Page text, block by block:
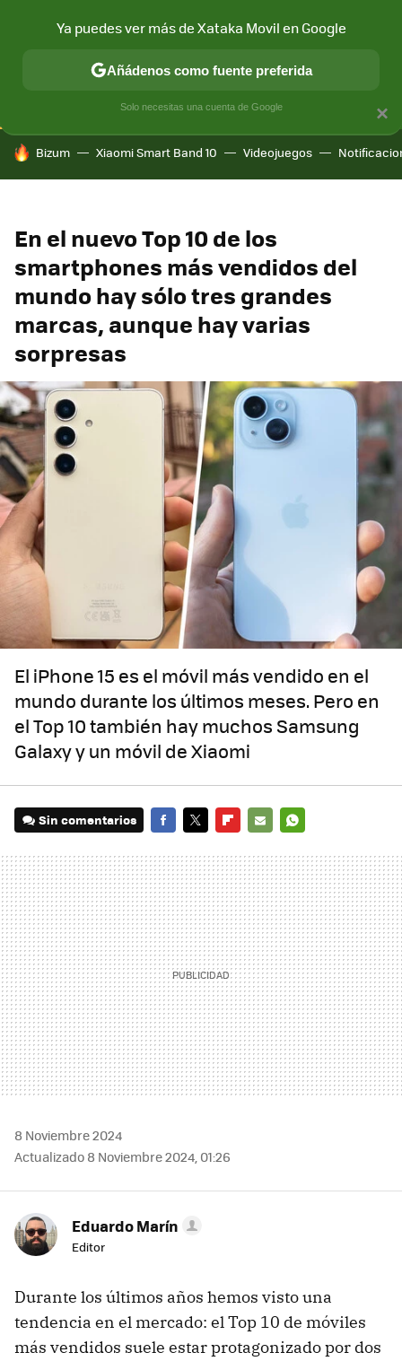
CONECTIVIDAD MÓVIL Y SOCIEDAD APLICACIONES
HOY SE HABLA DE
Bizum Xiaomi Smart Band 10 Videojuegos
En el nuevo Top 10 de los
smartphones más vendidos del
mundo hay sólo tres grandes
marcas, aunque hay varias
sorpresas
El iPhone 15 es el móvil más vendido en el
mundo durante los últimos meses. Pero en
el Top 10 también hay muchos Samsung
Galaxy y un móvil de Xiaomi
Sin comentarios
MAIL
8 Noviembre 2024
Actualizado 8 Noviembre 2024, 01:26
Eduardo Marín
Editor
Durante los últimos años hemos visto una
tendencia en el mercado: el Top 10 de móviles
más vendidos suele estar protagonizado por dos
×
Ya puedes ver más de Xataka Movil en Google
Añádenos como fuente preferida
Solo necesitas una cuenta de Google